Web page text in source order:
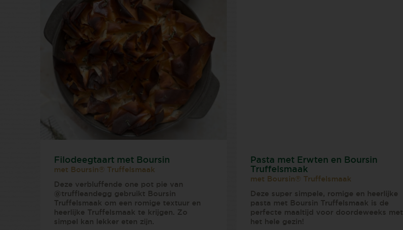
Filodeegtaart met Boursin
met Boursin® Truffelsmaak
Deze verbluffende one pot pie van
@truffleandegg gebruikt Boursin
Truffelsmaak om een romige textuur en
heerlijke Truffelsmaak te krijgen. Zo
simpel kan lekker eten zijn.
Pasta met Erwten en Boursin
Truffelsmaak
met Boursin® Truffelsmaak
Deze super simpele, romige en heerlijke
pasta met Boursin Truffelsmaak is de
perfecte maaltijd voor doordeweeks met
het hele gezin!⁠